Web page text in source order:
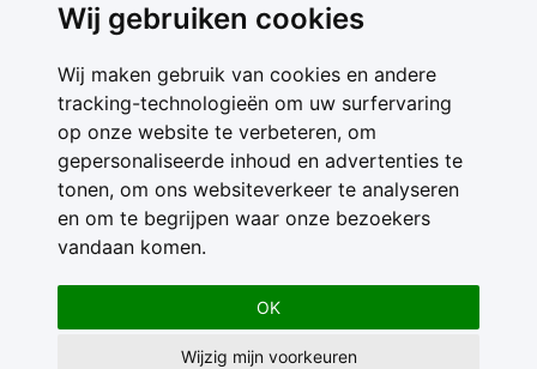
Wij gebruiken cookies
Wij maken gebruik van cookies en andere
tracking-technologieën om uw surfervaring
op onze website te verbeteren, om
gepersonaliseerde inhoud en advertenties te
tonen, om ons websiteverkeer te analyseren
en om te begrijpen waar onze bezoekers
vandaan komen.
OK
Wijzig mijn voorkeuren
Contact
Feedback
Nieuwsbrief
Adverteren
Gebruikersvoorwaarden
Privacy Statement